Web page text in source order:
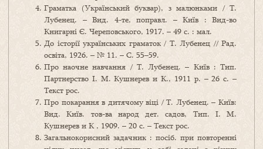
Граматка (Український буквар), з малюнками / Т.
Лубенец. – Вид. 4-те, поправл. – Київ : Вид-во
Книгарні Є. Череповського, 1917. – 49 с. : мал.
До історії українських граматок / Т. Лубенец // Рад.
освіта, 1926. – № 11. – С. 55–59.
Про наочне навчання / Т. Лубенец. – Київ : Тип.
Партнерство І. М. Кушнерев и К., 1911 р. – 26 с. –
Текст рос.
Про покарання в дитячому віці / Т. Лубенец. – Київ:
Вид. Київ. тов-ва народ дет. садов, Тип. І. М.
Кушнерев и К , 1909. – 20 с. – Текст рос.
Загальнокорисний задачник : посіб. при повторенні